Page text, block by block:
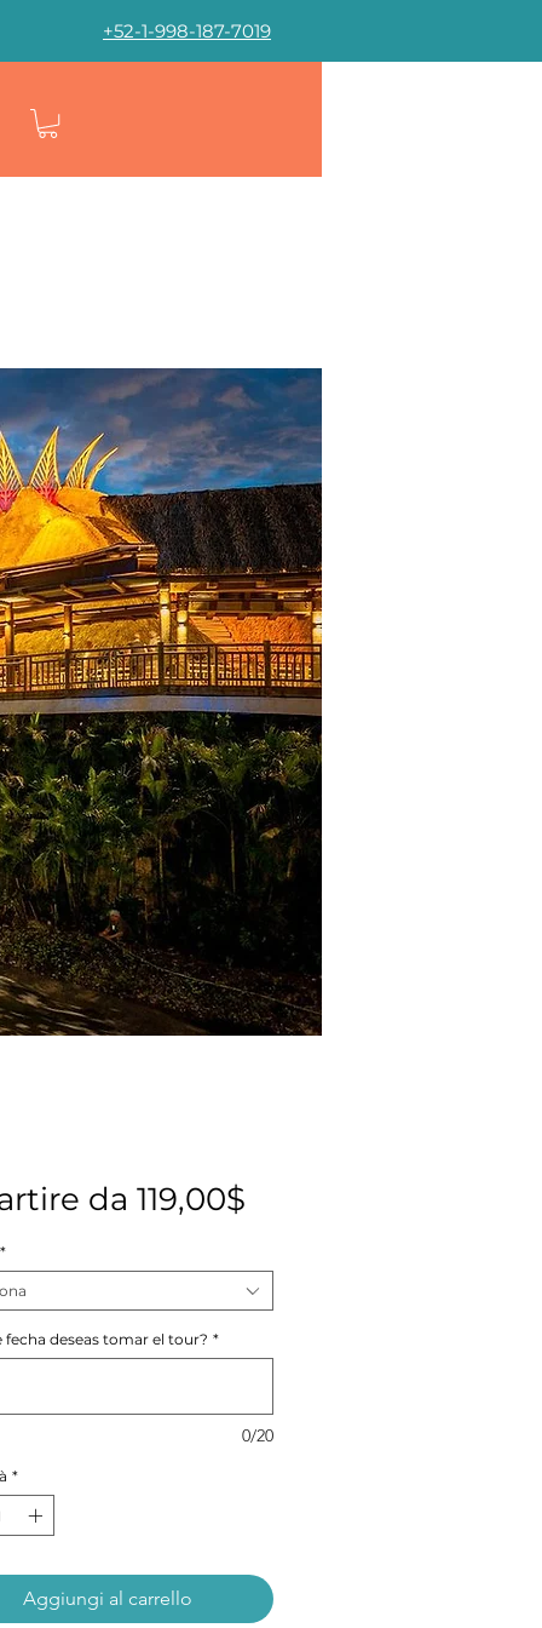
+52-1-998-187-7019
da 119,00$Prezzo
*
fecha deseas tomar el tour? *
0/20
*
Aggiungi al carrello